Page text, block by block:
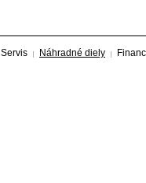
Servis Náhradné diely